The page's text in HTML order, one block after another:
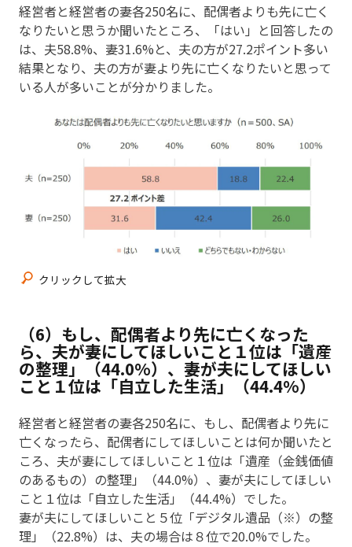
経営者と経営者の妻各250名に、配偶者よりも先に亡く
なりたいと思うか聞いたところ、「はい」と回答したの
は、夫58.8%、妻31.6%と、夫の方が27.2ポイント多い
結果となり、夫の方が妻より先に亡くなりたいと思って
いる人が多いことが分かりました。
クリックして拡大
（6）もし、配偶者より先に亡くなった
ら、夫が妻にしてほしいこと１位は「遺産
の整理」（44.0%）、妻が夫にしてほしい
こと１位は「自立した生活」（44.4%）
経営者と経営者の妻各250名に、もし、配偶者より先に
亡くなったら、配偶者にしてほしいことは何か聞いたと
ころ、夫が妻にしてほしいこと１位は「遺産（金銭価値
のあるもの）の整理」（44.0%）、妻が夫にしてほしい
こと１位は「自立した生活」（44.4%）でした。
妻が夫にしてほしいこと５位「デジタル遺品（※）の整
理」（22.8%）は、夫の場合は８位で20.0%でした。